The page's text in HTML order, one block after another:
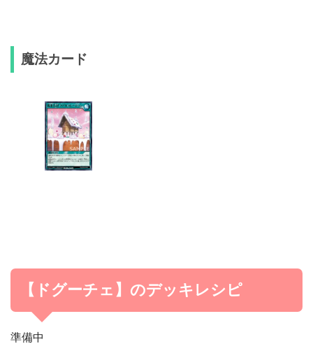
魔法カード
【ドグーチェ】のデッキレシピ
準備中